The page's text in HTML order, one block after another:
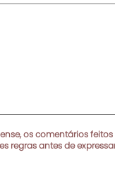
os comentários
regras antes de